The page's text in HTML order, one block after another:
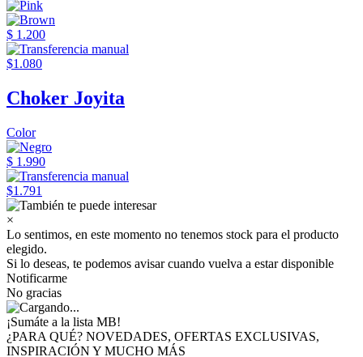
$ 1.200
$1.080
Choker Joyita
Color
$ 1.990
$1.791
×
Lo sentimos, en este momento no tenemos stock para el producto
elegido.
Si lo deseas, te podemos avisar cuando vuelva a estar disponible
Notificarme
No gracias
¡Sumáte a la lista MB!
¿PARA QUÉ? NOVEDADES, OFERTAS EXCLUSIVAS,
INSPIRACIÓN Y MUCHO MÁS